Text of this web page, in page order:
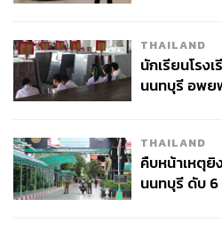
TAGS: Goldman Sachs Data
วริธน์ ศิริจันทรา
บริษัทหลักทรัพย์ ไพน์ เวลท์ โ
ปัญญาประดิษฐ์ (Artificial
THAILAND
นักเรียนโรง
นนทบุรี อพย
THAILAND
คืบหน้าเหตุยิ
นนทบุรี ดับ 6